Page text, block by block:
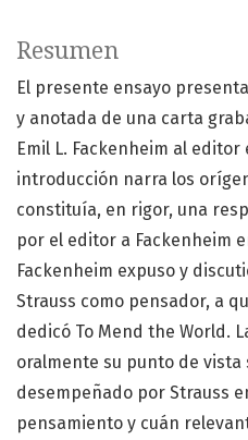
Resumen
El presente ensayo
y anotada de una carta
Emil L. Fackenheim al editor
introducción narra los
constituía, en rigor, una
por el editor a Fackenheim
Fackenheim expuso y
Strauss como pensador, a
dedicó To Mend the World.
oralmente su punto de vista
desempeñado por Strauss
pensamiento y cuán